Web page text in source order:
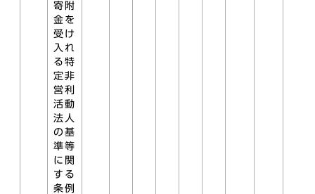
寄附
金を
受け
入れ
る特
定非
営利
活動
法人
の基
準等
に関
する
条例